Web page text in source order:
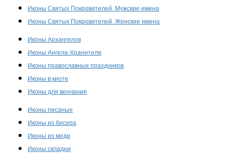
Иконы Святых Покровителей. Мужские имена
Иконы Святых Покровителей. Женские имена
Иконы Архангелов
Иконы Ангела-Хранителя
Иконы православных праздников
Иконы в киоте
Иконы для венчания
Иконы писаные
Иконы из бисера
Иконы из меди
Иконы складни